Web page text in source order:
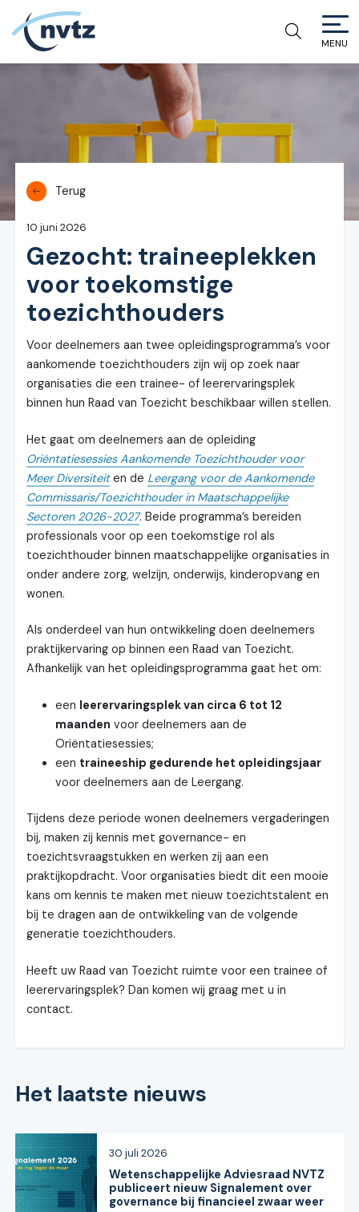
NVTZ
MENU
Terug
10 juni 2026
Gezocht: traineeplekken
voor toekomstige
toezichthouders
Voor deelnemers aan twee opleidingsprogramma’s voor
aankomende toezichthouders zijn wij op zoek naar
organisaties die een trainee- of leerervaringsplek
binnen hun Raad van Toezicht beschikbaar willen stellen.
Het gaat om deelnemers aan de opleiding
Oriëntatiesessies Aankomende Toezichthouder voor
Meer Diversiteiten de Leergang voor de Aankomende
Commissaris/Toezichthouder in Maatschappelijke
Sectoren 2026-2027. Beide programma’s bereiden
professionals voor op een toekomstige rol als
toezichthouder binnen maatschappelijke organisaties in
onder andere zorg, welzijn, onderwijs, kinderopvang en
wonen.
Als onderdeel van hun ontwikkeling doen deelnemers
praktijkervaring op binnen een Raad van Toezicht.
Afhankelijk van het opleidingsprogramma gaat het om:
een leerervaringsplek van circa 6 tot 12
maanden voor deelnemers aan de
Oriëntatiesessies;
een traineeship gedurende het opleidingsjaar
voor deelnemers aan de Leergang.
Tijdens deze periode wonen deelnemers vergaderingen
bij, maken zij kennis met governance- en
toezichtsvraagstukken en werken zij aan een
praktijkopdracht. Voor organisaties biedt dit een mooie
kans om kennis te maken met nieuw toezichtstalent en
bij te dragen aan de ontwikkeling van de volgende
generatie toezichthouders.
Heeft uw Raad van Toezicht ruimte voor een trainee of
leerervaringsplek? Dan komen wij graag met u in
contact.
Het laatste nieuws
Wetenschappelijke Adviesraad NVTZ
publiceert nieuw Signalement over
governance bij financieel zwaar weer
30 juli 2026